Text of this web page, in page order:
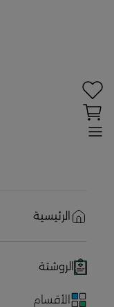
الرئيسية
الروشتة
الأقسام